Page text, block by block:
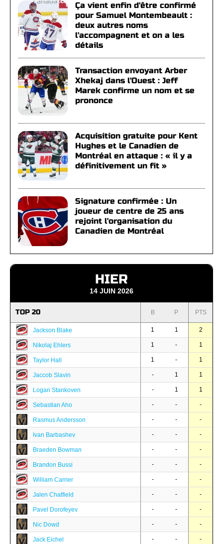
Ça vient enfin d'être confirmé
pour Samuel Montembeault :
deux autres noms
l'accompagnent et on a les
détails
Transaction envoyant Arber
Xhekaj dans l'Ouest : Jeff
Marek confirme un nom et se
prononce
Acquisition gratuite pour Kent
Hughes et le Canadien de
Montréal en attaque : « il y a
définitivement un fit »
Signature confirmée : Un
joueur de centre de 25 ans
rejoint l'organisation du
Canadien de Montréal
HIER
14 JUIN 2026
TOP 20 B P PTS
Jackson Blake 1 1 2
Nikolaj Ehlers 1 - 1
Taylor Hall 1 - 1
Jaccob Slavin - 1 1
Logan Stankoven - 1 1
Sebastian Aho - - -
Rasmus Andersson - - -
Ivan Barbashev - - -
Braeden Bowman - - -
Brandon Bussi - - -
William Carrier - - -
Jalen Chatfield - - -
Pavel Dorofeyev - - -
Nic Dowd - - -
Jack Eichel - - -